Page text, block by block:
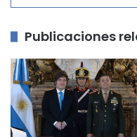
Publicaciones